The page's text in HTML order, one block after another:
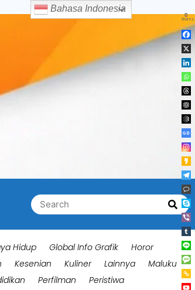
Search
for:
Hidup Global Info Grafik
Horor
Kesenian Kuliner Lainnya
Maluku
Perfilman
Peristiwa
0
Shares
Bahasa Indonesia